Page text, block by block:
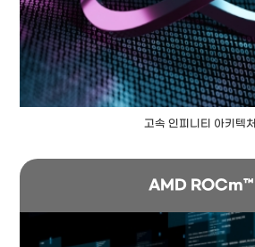
고속 인피니티 아키텍처
AMD ROCm™